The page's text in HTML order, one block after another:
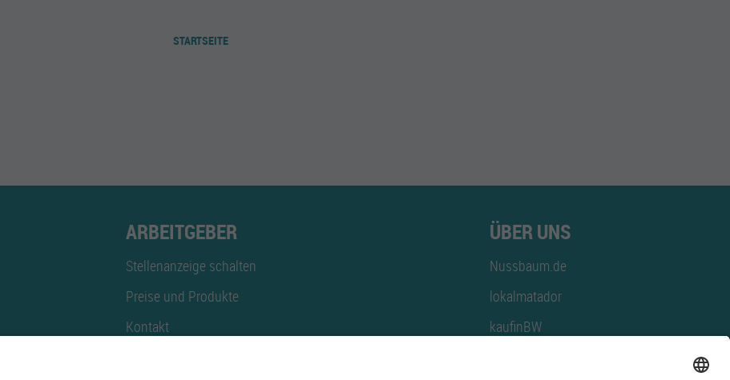
STARTSEITE
ARBEITGEBER
Stellenanzeige schalten
Preise und Produkte
Kontakt
ÜBER UNS
Nussbaum.de
lokalmatador
kaufinBW